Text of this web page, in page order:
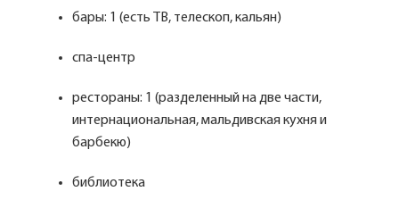
бары: 1 (есть ТВ, телескоп, кальян)
спа-центр
рестораны: 1 (разделенный на две части,
интернациональная, мальдивская кухня и
барбекю)
библиотека